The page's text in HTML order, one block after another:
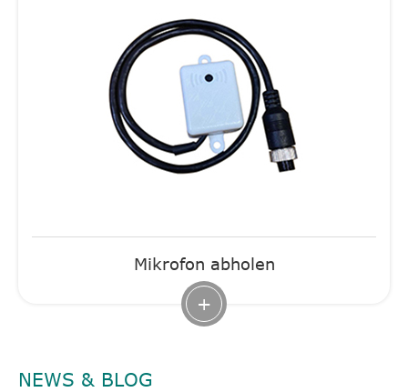
Mikrofon abholen
+
NEWS & BLOG